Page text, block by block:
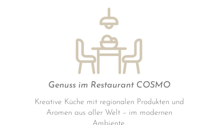
Genuss im Restaurant COSMO
Kreative Küche mit regionalen Produkten und
Aromen aus aller Welt – im modernen